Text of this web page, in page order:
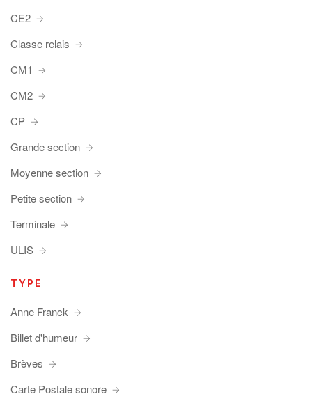
CE2
Classe relais
CM1
CM2
CP
Grande section
Moyenne section
Petite section
Terminale
ULIS
TYPE
Anne Franck
Billet d'humeur
Brèves
Carte Postale sonore